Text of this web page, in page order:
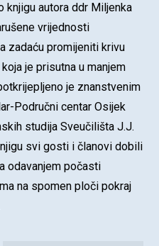
knjigu autora ddr Miljenka
vrijednosti
zadaću promijeniti krivu
je prisutna u manjem
je znanstvenim
Područni centar Osijek
studija Sveučilišta J.J.
svi gosti i članovi dobili
odavanjem počasti
na spomen ploči pokraj